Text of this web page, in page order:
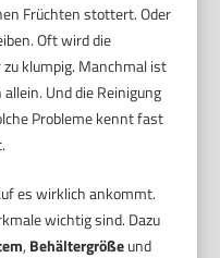
Früchten stottert. Oder
Oft wird die
klumpig. Manchmal ist
Und die Reinigung
Probleme kennt fast
es wirklich ankommt.
wichtig sind. Dazu
, Behältergrößeund